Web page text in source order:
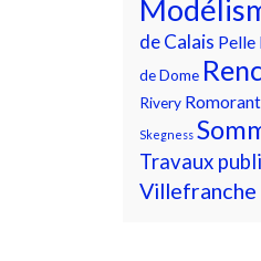
de Calais Pelle
de Dome
Rivery
Skegness
Travaux
Villefranche